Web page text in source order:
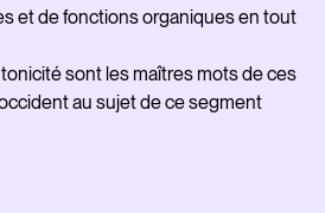
et de fonctions organiques en tout
sont les maîtres mots de ces
au sujet de ce segment